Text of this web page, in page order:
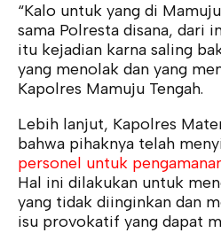
“Kalo untuk yang di
sama Polresta disana, dari
itu kejadian karna saling
yang menolak dan yang
Kapolres Mamuju Tengah.
Lebih lanjut, Kapolres
bahwa pihaknya telah
personel untuk
Hal ini dilakukan untuk
yang tidak diinginkan dan
isu provokatif yang dapat